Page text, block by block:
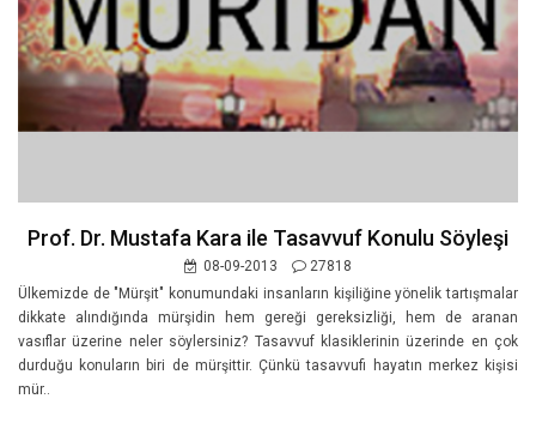
Prof. Dr. Mustafa Kara ile Tasavvuf Konulu Söyleşi
08-09-2013
27818
Ülkemizde de "Mürşit" konumundaki insanların kişiliğine yönelik tartışmalar
dikkate alındığında mürşidin hem gereği gereksizliği, hem de aranan
vasıflar üzerine neler söylersiniz? Tasavvuf klasiklerinin üzerinde en çok
durduğu konuların biri de mürşittir. Çünkü tasavvufi hayatın merkez kişisi
mür..